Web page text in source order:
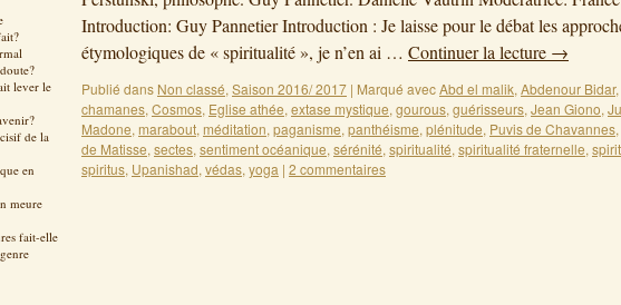
lever le
de la
en
meure
fait-elle
Introduction: Guy Pannetier Introduction : Je laisse pour le débat les
étymologiques de « spiritualité », je n’en ai … Continuer la lecture →
Publié dans Non classé, Saison 2016/ 2017 | Marqué avecAbd el malik, Abdenour Bidar,
chamanes, Cosmos, Eglise athée, extase mystique, gourous, guérisseurs, Jean Giono,
Madone, marabout, méditation, paganisme, panthéisme, plénitude, Puvis de Chavannes,
de Matisse, sectes, sentiment océanique, sérénité, spiritualité, spiritualité fraternelle,
spiritus, Upanishad, védas, yoga | 2 commentaires